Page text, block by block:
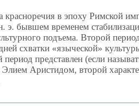
красноречия в эпоху Римской
э. бывшем временем
подъема. Второй
схватки «языческой»
представлен (если
Аристидом, второй